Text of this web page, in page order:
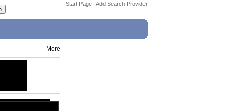
Start Page | Add Search Provider
More